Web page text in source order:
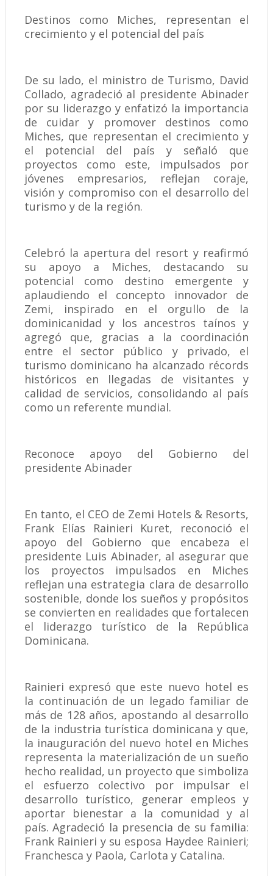
Destinos como Miches, representan el
crecimiento y el potencial del país
De su lado, el ministro de Turismo, David
Collado, agradeció al presidente Abinader
por su liderazgo y enfatizó la importancia
de cuidar y promover destinos como
Miches, que representan el crecimiento y
el potencial del país y señaló que
proyectos como este, impulsados por
jóvenes empresarios, reflejan coraje,
visión y compromiso con el desarrollo del
turismo y de la región.
Celebró la apertura del resort y reafirmó
su apoyo a Miches, destacando su
potencial como destino emergente y
aplaudiendo el concepto innovador de
Zemi, inspirado en el orgullo de la
dominicanidad y los ancestros taínos y
agregó que, gracias a la coordinación
entre el sector público y privado, el
turismo dominicano ha alcanzado récords
históricos en llegadas de visitantes y
calidad de servicios, consolidando al país
como un referente mundial.
Reconoce apoyo del Gobierno del
presidente Abinader
En tanto, el CEO de Zemi Hotels & Resorts,
Frank Elías Rainieri Kuret, reconoció el
apoyo del Gobierno que encabeza el
presidente Luis Abinader, al asegurar que
los proyectos impulsados en Miches
reflejan una estrategia clara de desarrollo
sostenible, donde los sueños y propósitos
se convierten en realidades que fortalecen
el liderazgo turístico de la República
Dominicana.
Rainieri expresó que este nuevo hotel es
la continuación de un legado familiar de
más de 128 años, apostando al desarrollo
de la industria turística dominicana y que,
la inauguración del nuevo hotel en Miches
representa la materialización de un sueño
hecho realidad, un proyecto que simboliza
el esfuerzo colectivo por impulsar el
desarrollo turístico, generar empleos y
aportar bienestar a la comunidad y al
país. Agradeció la presencia de su familia:
Frank Rainieri y su esposa Haydee Rainieri;
Franchesca y Paola, Carlota y Catalina.